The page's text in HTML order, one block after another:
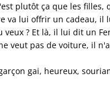
plutôt ça que les filles,
va lui offrir un cadeau, il
veux ? Et là, il lui dit un
veut pas de voiture, il
gai, heureux,